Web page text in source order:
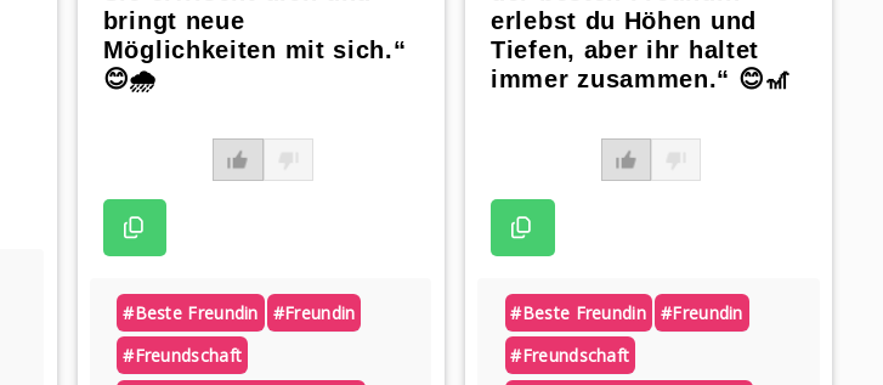
bringt neue
Möglichkeiten mit sich.“
😊🌧️
#beste Freundin
#freundin
#freundschaft
erlebst du Höhen und
Tiefen, aber ihr haltet
immer zusammen.“ 😊🎢
#beste Freundin
#freundin
#freundschaft